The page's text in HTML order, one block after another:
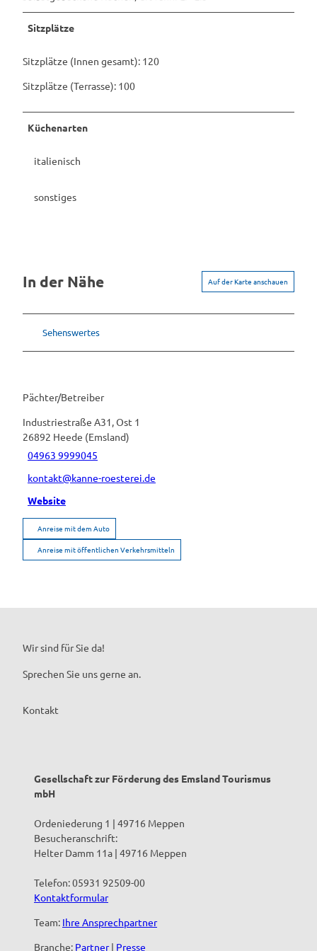
Sitzplätze
Sitzplätze (Innen gesamt): 120
Sitzplätze (Terrasse): 100
Küchenarten
italienisch
sonstiges
In der Nähe Auf der Karte anschauen
Sehenswertes
Pächter/Betreiber
Industriestraße A31, Ost 1
26892 Heede (Emsland)
04963 9999045
kontakt@kanne-roesterei.de
Website
Anreise mit dem Auto
Anreise mit öffentlichen Verkehrsmitteln
Wir sind für Sie da!
Sprechen Sie uns gerne an.
Kontakt
Gesellschaft zur Förderung des Emsland Tourismus
mbH
Ordeniederung 1 | 49716 Meppen
Besucheranschrift:
Helter Damm 11a | 49716 Meppen
Telefon: 05931 92509-00
Kontaktformular
Team: Ihre Ansprechpartner
Branche: Partner| Presse